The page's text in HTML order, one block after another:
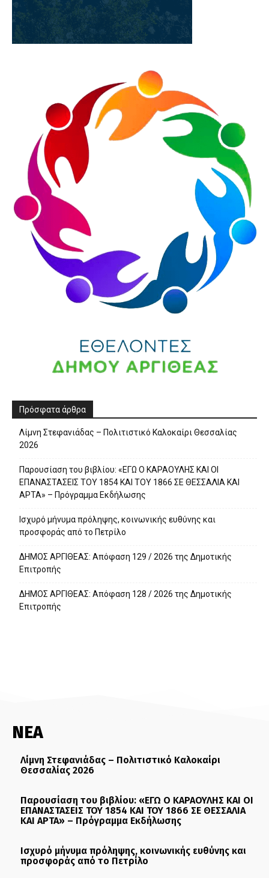
Πρόσφατα άρθρα
Λίμνη Στεφανιάδας – Πολιτιστικό Καλοκαίρι Θεσσαλίας
2026
Παρουσίαση του βιβλίου: «ΕΓΩ Ο ΚΑΡΑΟΥΛΗΣ ΚΑΙ ΟΙ
ΕΠΑΝΑΣΤΑΣΕΙΣ ΤΟΥ 1854 ΚΑΙ ΤΟΥ 1866 ΣΕ ΘΕΣΣΑΛΙΑ ΚΑΙ
ΑΡΤΑ» – Πρόγραμμα Εκδήλωσης
Ισχυρό μήνυμα πρόληψης, κοινωνικής ευθύνης και
προσφοράς από το Πετρίλο
ΔΗΜΟΣ ΑΡΓΙΘΕΑΣ: Απόφαση 129 / 2026 της Δημοτικής
Επιτροπής
ΔΗΜΟΣ ΑΡΓΙΘΕΑΣ: Απόφαση 128 / 2026 της Δημοτικής
Επιτροπής
ΝΕΑ
Λίμνη Στεφανιάδας – Πολιτιστικό Καλοκαίρι
Θεσσαλίας 2026
Παρουσίαση του βιβλίου: «ΕΓΩ Ο ΚΑΡΑΟΥΛΗΣ ΚΑΙ ΟΙ
ΕΠΑΝΑΣΤΑΣΕΙΣ ΤΟΥ 1854 ΚΑΙ ΤΟΥ 1866 ΣΕ ΘΕΣΣΑΛΙΑ
ΚΑΙ ΑΡΤΑ» – Πρόγραμμα Εκδήλωσης
Ισχυρό μήνυμα πρόληψης, κοινωνικής ευθύνης και
προσφοράς από το Πετρίλο